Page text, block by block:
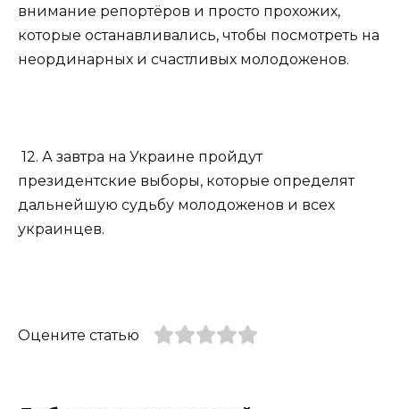
внимание репортёров и просто прохожих,
которые останавливались, чтобы посмотреть на
неординарных и счастливых молодоженов.
12. А завтра на Украине пройдут
президентские выборы, которые определят
дальнейшую судьбу молодоженов и всех
украинцев.
Оцените статью